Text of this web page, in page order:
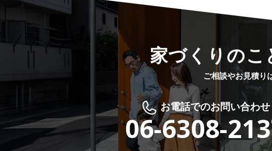
家づくりの
ご相談やお見積り
お電話でのお問い合わせ
06-6308-